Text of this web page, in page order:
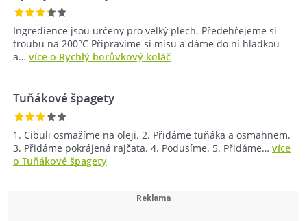
Ingredience jsou určeny pro velký plech. Předehřejeme si
troubu na 200°C Připravíme si mísu a dáme do ní hladkou
a… více o Rychlý borůvkový koláč
Tuňákové špagety
1. Cibuli osmažíme na oleji. 2. Přidáme tuňáka a osmahnem.
3. Přidáme pokrájená rajčata. 4. Podusíme. 5. Přidáme… více
o Tuňákové špagety